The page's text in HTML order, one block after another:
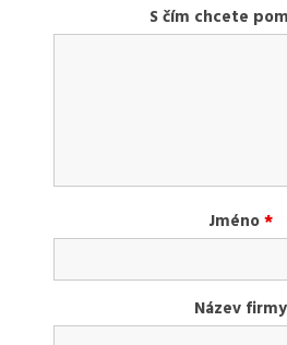
S čím chcete
Jméno*
Název firmy